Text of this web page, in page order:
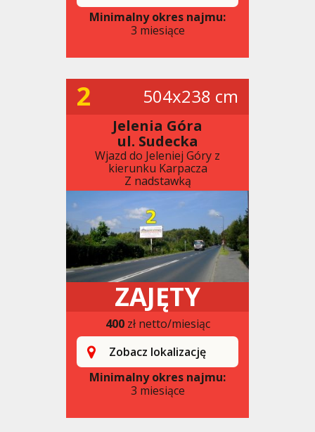
Minimalny okres najmu:
3 miesiące
2 504x238 cm
Jelenia Góra
ul. Sudecka
Wjazd do Jeleniej Góry z
kierunku Karpacza
Z nadstawką
ZAJĘTY
400zł netto/miesiąc
Zobacz lokalizację
Minimalny okres najmu:
3 miesiące